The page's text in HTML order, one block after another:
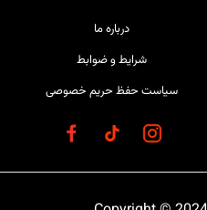
درباره ما
شرایط و ضوابط
سیاست حفظ حریم خصوصی